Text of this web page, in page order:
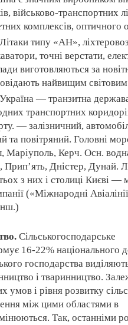
військово-транспортних
комплексів, оптичного
Літаки типу «АН»,
точні верстати,
виготовляються за
найвищим
Україна — транзитна
транспортних
— залізничний,
та повітряний. Головні
Маріуполь, Керч. Осн.
Прип’ять, Дністер, Дунай.
з них і столиці Києві —
(«Міжнародні
Сільськогосподарське
16-22% національного
господарства
і тваринництво.
умов і рівня розвитку
між цими областями в
Так, останніми